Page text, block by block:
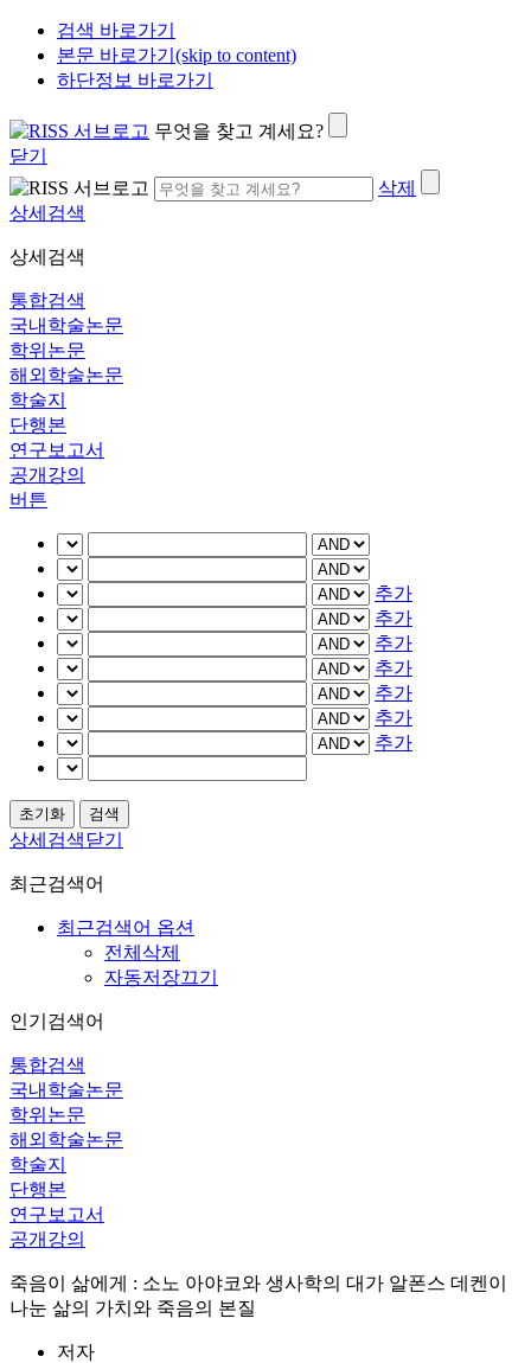
검색 바로가기
본문 바로가기(skip to content)
하단정보 바로가기
무엇을 찾고 계세요?
닫기
삭제
상세검색
상세검색
통합검색
국내학술논문
학위논문
해외학술논문
학술지
단행본
연구보고서
공개강의
버튼
추가
추가
추가
추가
추가
추가
추가
상세검색닫기
최근검색어
최근검색어 옵션
전체삭제
자동저장끄기
인기검색어
통합검색
국내학술논문
학위논문
해외학술논문
학술지
단행본
연구보고서
공개강의
죽음이 삶에게 : 소노 아야코와 생사학의 대가 알폰스 데켄이
나눈 삶의 가치와 죽음의 본질
저자